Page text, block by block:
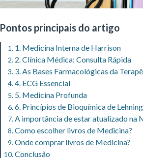
Pontos principais do artigo
1. Medicina Interna de Harrison
2. Clínica Médica: Consulta Rápida
3. As Bases Farmacológicas da
4. ECG Essencial
5. Medicina Profunda
6. Princípios de Bioquímica de
A importância de estar atualizado na
Como escolher livros de Medicina?
Onde comprar livros de Medicina?
Conclusão